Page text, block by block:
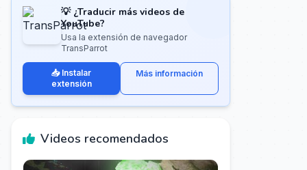
💡 ¿Traducir más videos de
YouTube?
Usa la extensión de navegador
TransParrot
📥 Instalar
extensión
Más información
Videos recomendados